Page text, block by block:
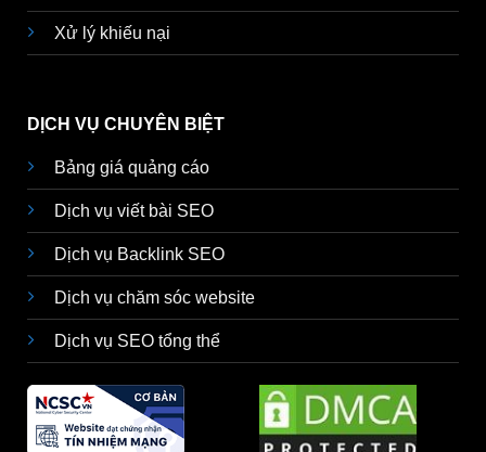
Xử lý khiếu nại
DỊCH VỤ CHUYÊN BIỆT
Bảng giá quảng cáo
Dịch vụ viết bài SEO
Dịch vụ Backlink SEO
Dịch vụ chăm sóc website
Dịch vụ SEO tổng thể